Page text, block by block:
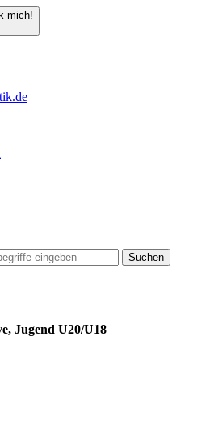
mich!
Suchen
Jugend U20/U18